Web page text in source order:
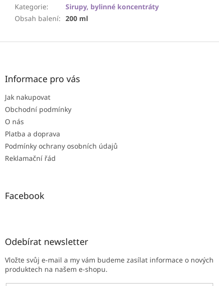
Kategorie:
Sirupy, bylinné koncentráty
Obsah balení: 200 ml
Z
Informace pro vás
Jak nakupovat
Obchodní podmínky
O nás
Platba a doprava
Podmínky ochrany osobních údajů
Reklamační řád
Facebook
Odebírat newsletter
Vložte svůj e-mail a my vám budeme zasílat informace o nových
produktech na našem e-shopu.